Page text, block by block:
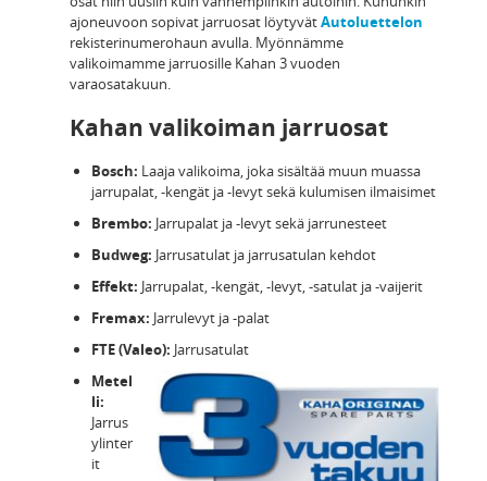
ajoneuvoon sopivat jarruosat löytyvätAutoluettelon
rekisterinumerohaun avulla. Myönnämme
valikoimamme jarruosille Kahan 3 vuoden
varaosatakuun.
Kahan valikoiman jarruosat
Bosch: Laaja valikoima, joka sisältää muun muassa
jarrupalat, -kengät ja -levyt sekä kulumisen ilmaisimet
Brembo: Jarrupalat ja -levyt sekä jarrunesteet
Budweg: Jarrusatulat ja jarrusatulan kehdot
Effekt: Jarrupalat, -kengät, -levyt, -satulat ja -vaijerit
Fremax: Jarrulevyt ja -palat
FTE (Valeo): Jarrusatulat
Metel
li:
Jarrus
ylinter
it